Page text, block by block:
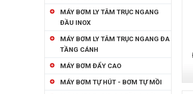
MÁY BƠM LY TÂM TRỤC NGANG
ĐẦU INOX
MÁY BƠM LY TÂM TRỤC NGANG ĐA
TẦNG CÁNH
MÁY BƠM ĐẨY CAO
MÁY BƠM TỰ HÚT - BƠM TỰ MỒI